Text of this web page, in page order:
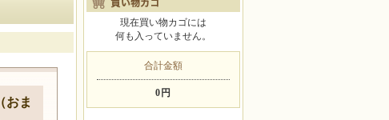
店舗案内
おま
現在買い物カゴには
何も入っていません。
合計金額
0円